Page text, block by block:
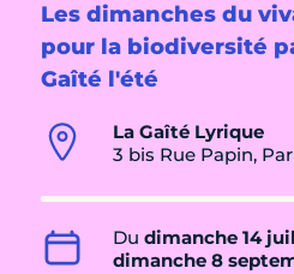
Les dimanches du
pour la biodiversité
Gaîté l'été
La Gaîté Lyrique
3 bis Rue Papin,
Du dimanche 14
dimanche 8